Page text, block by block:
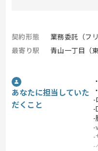
契約形態
業務委託（フ
最寄り駅
青山一丁目（
あなたに担当していた
だくこと
-
-
-
-
-
-